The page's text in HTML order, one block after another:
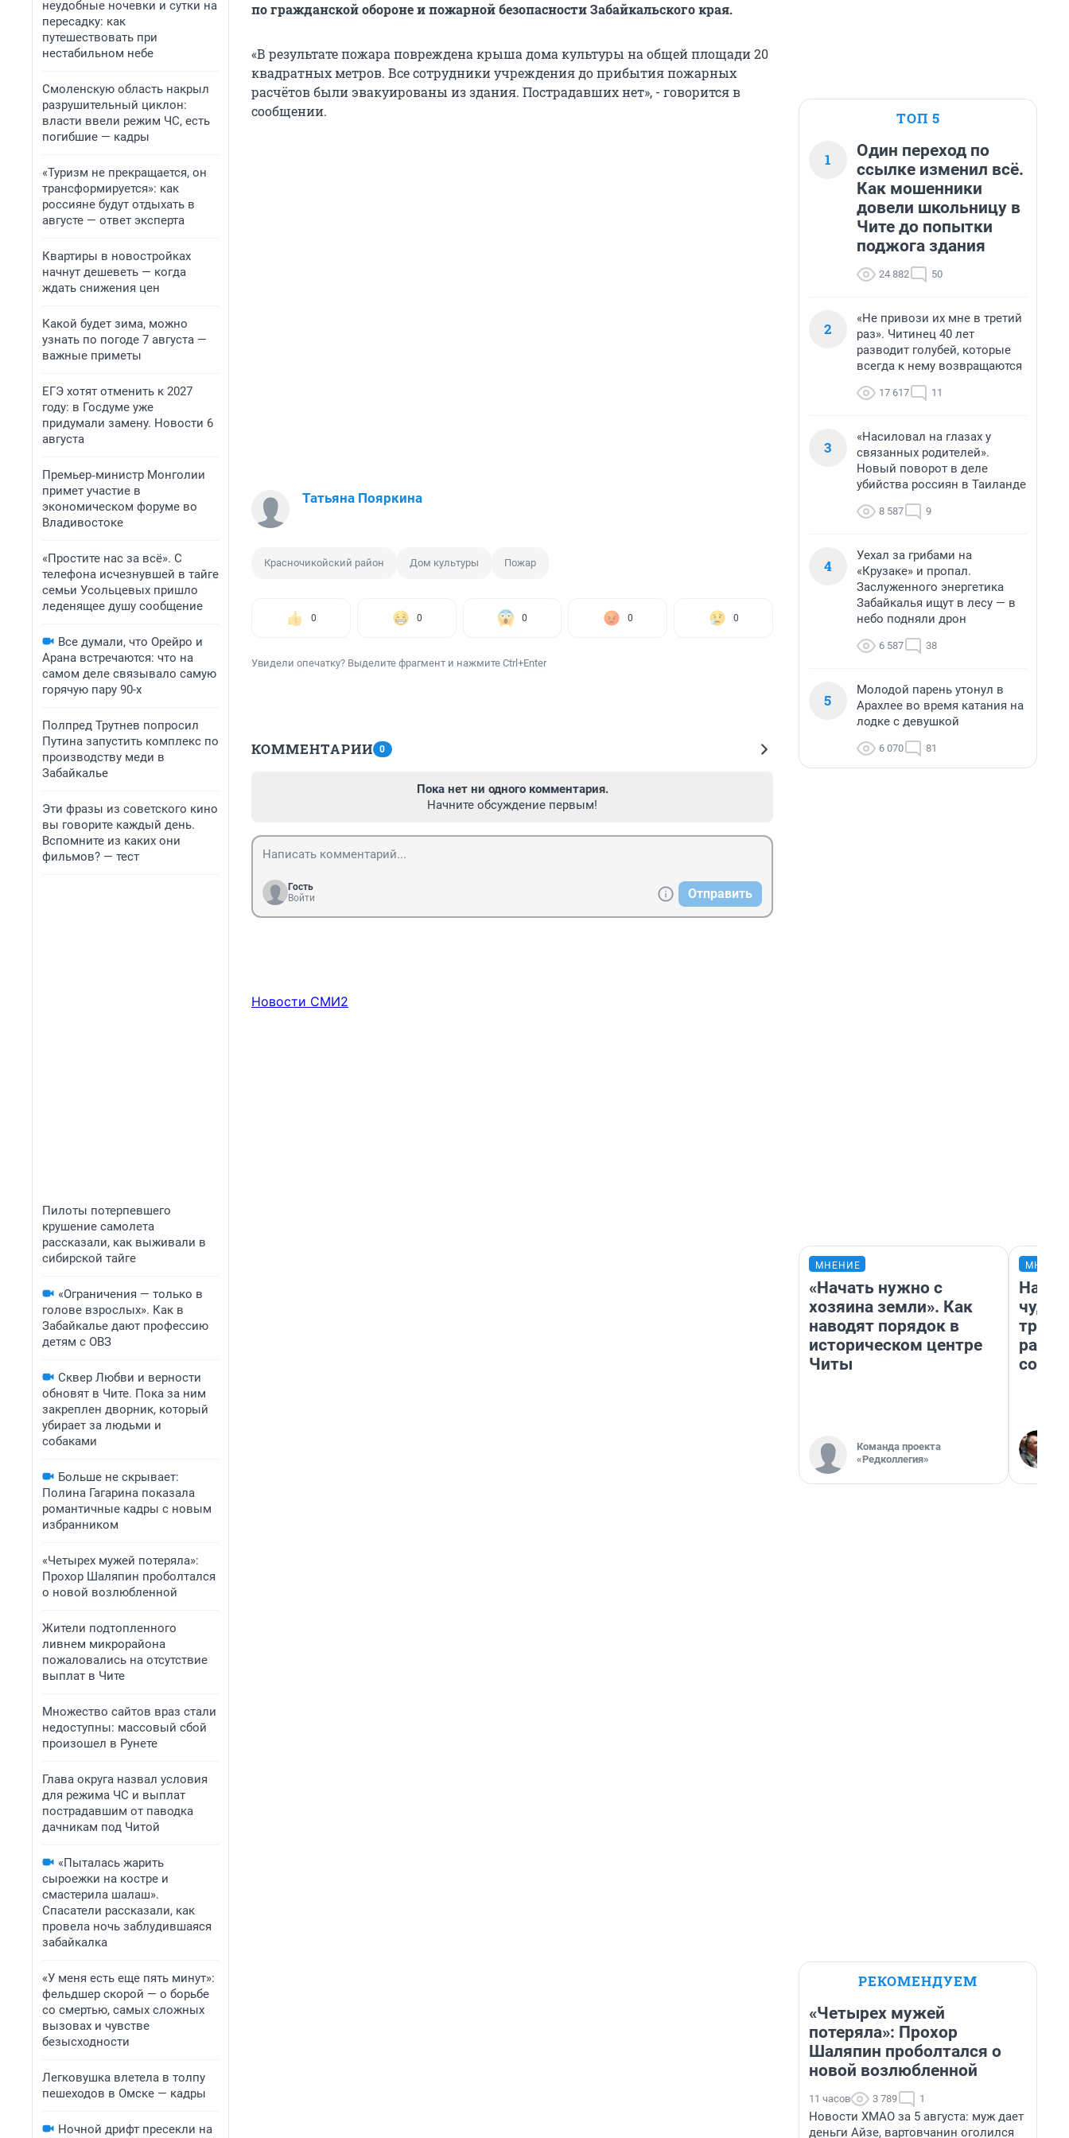
неудобные ночевки и сутки на
пересадку: как
путешествовать при
нестабильном небе
Смоленскую область накрыл
разрушительный циклон:
власти ввели режим ЧС, есть
погибшие — кадры
«Туризм не прекращается, он
трансформируется»: как
россияне будут отдыхать в
августе — ответ эксперта
Квартиры в новостройках
начнут дешеветь — когда
ждать снижения цен
Какой будет зима, можно
узнать по погоде 7 августа —
важные приметы
ЕГЭ хотят отменить к 2027
году: в Госдуме уже
придумали замену. Новости 6
августа
Премьер‑министр Монголии
примет участие в
экономическом форуме во
Владивостоке
«Простите нас за всё». С
телефона исчезнувшей в тайге
семьи Усольцевых пришло
леденящее душу сообщение
Все думали, что Орейро и
Арана встречаются: что на
самом деле связывало самую
горячую пару 90-х
Полпред Трутнев попросил
Путина запустить комплекс по
производству меди в
Забайкалье
Эти фразы из советского кино
вы говорите каждый день.
Вспомните из каких они
фильмов? — тест
Пилоты потерпевшего
крушение самолета
рассказали, как выживали в
сибирской тайге
«Ограничения — только в
голове взрослых». Как в
Забайкалье дают профессию
детям с ОВЗ
Сквер Любви и верности
обновят в Чите. Пока за ним
закреплен дворник, который
убирает за людьми и
собаками
Больше не скрывает:
Полина Гагарина показала
романтичные кадры с новым
избранником
«Четырех мужей потеряла»:
Прохор Шаляпин проболтался
о новой возлюбленной
Жители подтопленного
ливнем микрорайона
пожаловались на отсутствие
выплат в Чите
Множество сайтов враз стали
недоступны: массовый сбой
произошел в Рунете
Глава округа назвал условия
для режима ЧС и выплат
пострадавшим от паводка
дачникам под Читой
«Пыталась жарить
сыроежки на костре и
смастерила шалаш».
Спасатели рассказали, как
провела ночь заблудившаяся
забайкалка
«У меня есть еще пять минут»:
фельдшер скорой — о борьбе
со смертью, самых сложных
вызовах и чувстве
безысходности
Легковушка влетела в толпу
пешеходов в Омске — кадры
Ночной дрифт пресекли на
по гражданской обороне и пожарной безопасности Забайкальского края.
«В результате пожара повреждена крыша дома культуры на общей площади 20
квадратных метров. Все сотрудники учреждения до прибытия пожарных
расчётов были эвакуированы из здания. Пострадавших нет», - говорится в
сообщении.
Татьяна Пояркина
Красночикойский район Дом культуры Пожар
0 0 0 0 0
Увидели опечатку? Выделите фрагмент и нажмите Ctrl+Enter
КОММЕНТАРИИ 0
Пока нет ни одного комментария.
Начните обсуждение первым!
Гость
Войти
Отправить
Новости СМИ2
ТОП 5
1
Один переход по
ссылке изменил всё.
Как мошенники
довели школьницу в
Чите до попытки
поджога здания
24 882 50
2
«Не привози их мне в третий
раз». Читинец 40 лет
разводит голубей, которые
всегда к нему возвращаются
17 617 11
3
«Насиловал на глазах у
связанных родителей».
Новый поворот в деле
убийства россиян в Таиланде
8 587 9
4
Уехал за грибами на
«Крузаке» и пропал.
Заслуженного энергетика
Забайкалья ищут в лесу — в
небо подняли дрон
6 587 38
5
Молодой парень утонул в
Арахлее во время катания на
лодке с девушкой
6 070 81
МНЕНИЕ
«Начать нужно с
хозяина земли». Как
наводят порядок в
историческом центре
Читы
Команда проекта
«Редколлегия»
РЕКОМЕНДУЕМ
«Четырех мужей
потеряла»: Прохор
Шаляпин проболтался о
новой возлюбленной
11 часов 3 789 1
Новости ХМАО за 5 августа: муж дает
деньги Айзе, вартовчанин оголился